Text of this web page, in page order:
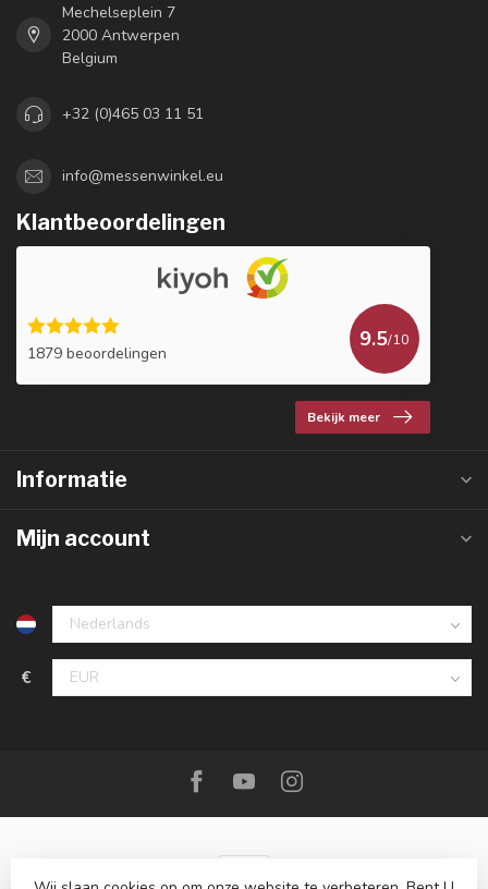
Mechelseplein 7
2000 Antwerpen
Belgium
+32 (0)465 03 11 51
info@messenwinkel.eu
Klantbeoordelingen
1879 beoordelingen
9.5/10
Bekijk meer
Informatie
Mijn account
€